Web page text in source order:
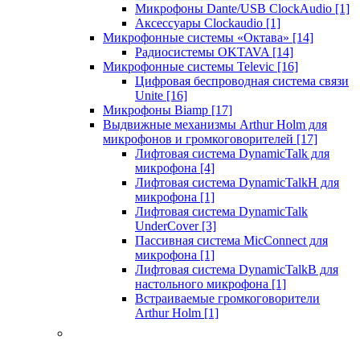
Микрофоны Dante/USB ClockAudio [1]
Аксессуары Clockaudio [1]
Микрофонные системы «Октава» [14]
Радиосистемы OKTAVA [14]
Микрофонные системы Televic [16]
Цифровая беспроводная система связи
Unite [16]
Микрофоны Biamp [17]
Выдвижные механизмы Arthur Holm для
микрофонов и громкоговорителей [17]
Лифтовая система DynamicTalk для
микрофона [4]
Лифтовая система DynamicTalkH для
микрофона [1]
Лифтовая система DynamicTalk
UnderCover [3]
Пассивная система MicConnect для
микрофона [1]
Лифтовая система DynamicTalkB для
настольного микрофона [1]
Встраиваемые громкоговорители
Arthur Holm [1]